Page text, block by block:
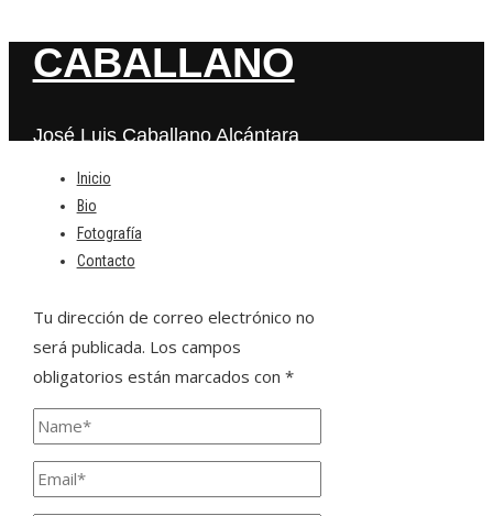
CABALLANO
José Luis Caballano Alcántara
Inicio
Bio
Fotografía
Contacto
Deja una respuesta
Tu dirección de correo electrónico no
será publicada. Los campos
obligatorios están marcados con *